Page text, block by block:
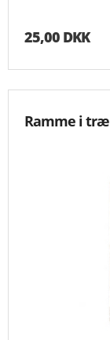
25,00 DKK
Ramme i træ